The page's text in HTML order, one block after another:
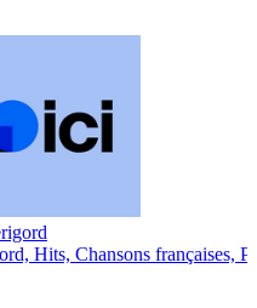
Hits, Chansons françaises,